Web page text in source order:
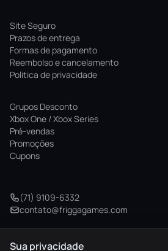
Site Seguro
Prazos de entrega
Formas de pagamento
Reembolso e cancelamento
Politica de privacidade
Grupos Desconto
Xbox One / Xbox Series
Pré-vendas
Promoções
Cupons
(71) 9109-6332
contato@friggagames.com
Sua privacidade